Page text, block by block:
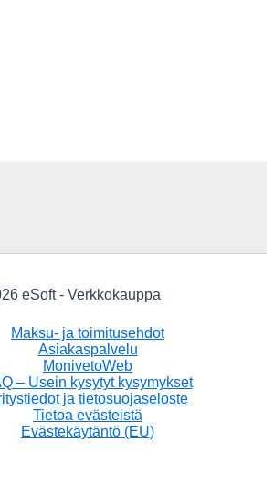
eSoft - Verkkokauppa
Maksu- ja toimitusehdot
Asiakaspalvelu
MonivetoWeb
– Usein kysytyt kysymykset
ja tietosuojaseloste
Tietoa evästeistä
Evästekäytäntö (EU)